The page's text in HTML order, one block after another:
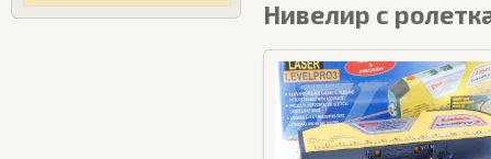
Нивелир с